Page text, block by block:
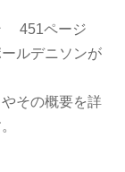
451ページ
ルデニソンが
その概要を詳